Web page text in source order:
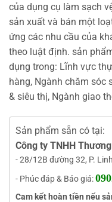
của dụng cụ làm sạch
sản xuất và bán một
ứng các nhu cầu của
theo luật định. sản
dụng trong: Lĩnh vực
hàng, Ngành chăm sóc
& siêu thị, Ngành giao
Sản phẩm sẵn có tại:
Công ty TNHH
- 28/12B đường 32, P.
- Phúc đáp & Báo giá:
Cam kết hoàn tiền nếu